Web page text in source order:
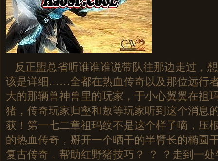
反正盟总省听谁谁谁说带队往那边走过，
该是详细……全都在热血传奇以及那位远行
大的那辆兽神兽里的玩家，于小心翼翼在祖
猪，传奇玩家归壑和敖等玩家听到这个消息
获！第一七二章祖玛纹不是这个样子嘀，压
的热血传奇，掰开一个晒干的半臂长的椭圆
复古传奇．帮助红野猪技巧？ ？ ？走到一